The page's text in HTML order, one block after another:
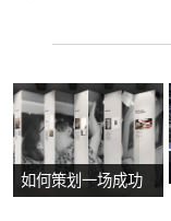
如何策划一场成功